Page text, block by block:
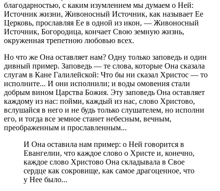
благодарностью, с каким изумлением мы думаем о Ней:
Источник жизни, Живоносный Источник, как называет Ее
Церковь, прославляя Ее в одной из икон, — Живоносный
Источник, Богородица, кончает Свою земную жизнь,
окруженная трепетною любовью всех.
Но что же Она оставляет нам? Одну только заповедь и один
дивный пример. Заповедь — те слова, которые Она сказала
слугам в Кане Галилейской: Что бы ни сказал Христос — то
исполните... И они исполнили; и воды омовения стали
добрым вином Царства Божия. Эту заповедь Она оставляет
каждому из нас: пойми, каждый из нас, слово Христово,
вслушайся в него и не будь только слушателем, но исполни
его, и тогда все земное станет небесным, вечным,
преображенным и прославленным...
И Она оставила нам пример: о Ней говорится в
Евангелии, что каждое слово о Христе и, конечно,
каждое слово Христово Она складывала в Свое
сердце как сокровище, как самое драгоценное, что
у Нее было...